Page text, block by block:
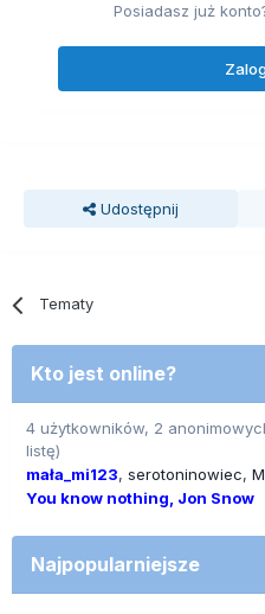
Posiadasz już
Udostępnij
Tematy
Kto jest online?
4 użytkowników, 2
listę)
mała_mi123 serotoninowiec
You know nothing, Jon Snow
Najpopularniejsze